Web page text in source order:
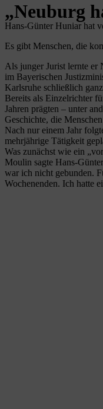
„Neuburg
Hans-Günter Huniar hat
Es gibt Menschen, die
Als junger Jurist lernte er
im Bayerischen
Karlsruhe schließlich
Bereits als Einzelrichter
Jahren prägten – unter
Geschichte, die
Nach nur einem Jahr
mehrjährige Tätigkeit
Was zunächst wie ein
Moulin sagte Hans-
war ich nicht gebunden.
Wochenenden. Ich hatte